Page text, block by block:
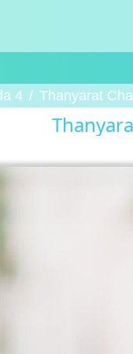
4 Thanyarat